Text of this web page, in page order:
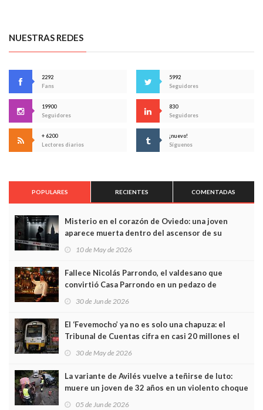
NUESTRAS REDES
2292
Fans
5992
Seguidores
19900
Seguidores
830
Seguidores
+ 6200
Lectores diarios
¡nuevo!
Síguenos
POPULARES RECIENTES COMENTADAS
Misterio en el corazón de Oviedo: una joven
aparece muerta dentro del ascensor de su
edificio y las cámaras captan sus últimos minutos
10 de May de 2026
Fallece Nicolás Parrondo, el valdesano que
convirtió Casa Parrondo en un pedazo de
Asturias en Madrid
30 de Jun de 2026
El ‘Fevemocho’ ya no es solo una chapuza: el
Tribunal de Cuentas cifra en casi 20 millones el
sobrecoste de los trenes que no cabían por los
30 de May de 2026
La variante de Avilés vuelve a teñirse de luto:
muere un joven de 32 años en un violento choque
frontal
05 de Jun de 2026